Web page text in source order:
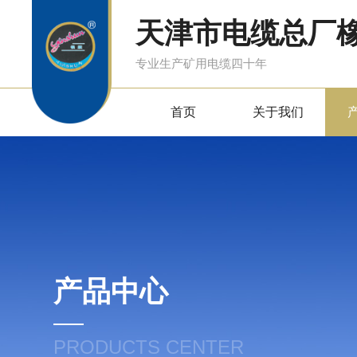
天津市电缆总厂
专业生产矿用电缆四十年
首页 关于我们
产品中心
PRODUCTS CENTER